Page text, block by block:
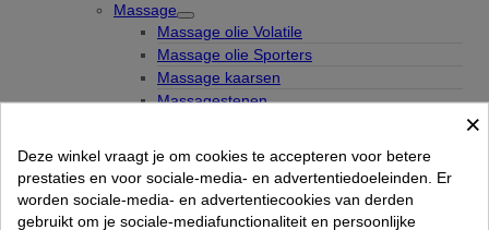
Massage
Massage olie Volatile
Massage olie Sporters
Massage kaarsen
Massagestenen
Huid olie
Huidcrème Zeep & Scrub
×
Deze winkel vraagt je om cookies te accepteren voor betere
prestaties en voor sociale-media- en advertentiedoeleinden. Er
worden sociale-media- en advertentiecookies van derden
gebruikt om je sociale-mediafunctionaliteit en persoonlijke